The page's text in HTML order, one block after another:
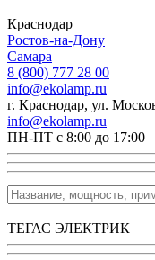
Краснодар
Ростов-на-Дону
Самара
8 (800) 777 28 00
info@ekolamp.ru
г. Краснодар, ул.
info@ekolamp.ru
ПН-ПТ с 8:00 до 17:00
ТЕГАС ЭЛЕКТРИК